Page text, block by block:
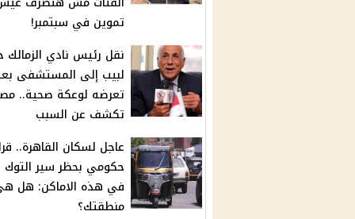
تموين في سبتمبر!
نقل رئيس نادي
لبيب إلى المستشفى
تعرضه لوعكة صحية..
تكشف عن السبب
عاجل لسكان القاهرة..
حكومي بحظر سير
في هذه الاماكن: هل
منطقتك؟